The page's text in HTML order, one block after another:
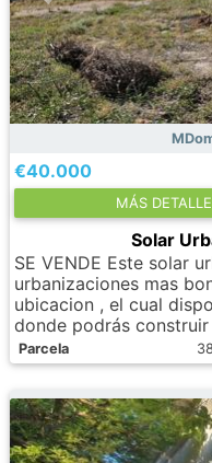
€40.000
МÁS
Solar
SE VENDE Este solar
urbanizaciones mas
ubicacion , el cual
donde podrás construir
Parcela